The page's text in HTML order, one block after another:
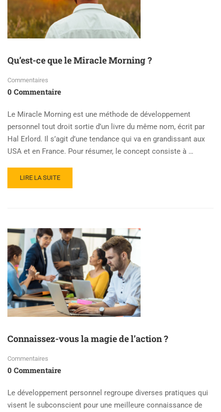
Qu’est-ce que le Miracle Morning ?
Commentaires
0 Commentaire
Le Miracle Morning est une méthode de développement
personnel tout droit sortie d’un livre du même nom, écrit par
Hal Erlord. Il s’agit d’une tendance qui va en grandissant aux
USA et en France. Pour résumer, le concept consiste à …
LIRE LA SUITE
Connaissez-vous la magie de l’action ?
Commentaires
0 Commentaire
Le développement personnel regroupe diverses pratiques qui
visent le subconscient pour une meilleure connaissance de